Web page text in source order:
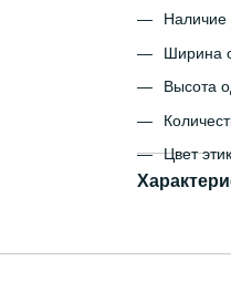
Наличие
Ширина
Высота
Цвет